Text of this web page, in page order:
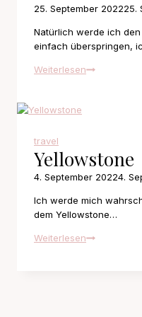
25. September 202225.
Natürlich werde ich
einfach überspringen,
WeiterlesenWelcome
travel
Yellowstone
4. September 20224.
Ich werde mich
dem Yellowstone…
WeiterlesenYellowstone